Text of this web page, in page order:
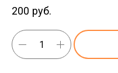
200 руб.